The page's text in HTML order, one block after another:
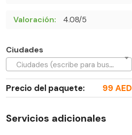
Valoración: 4.08/5
Ciudades
Ciudades (escribe para buscar)
Precio del paquete: 99 AED
Servicios adicionales